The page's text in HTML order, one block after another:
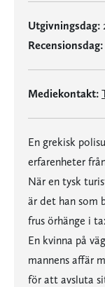
Utgivningsdag:
Recensionsdag:
Mediekontakt:
En grekisk
erfarenheter
När en tysk
är det han som
frus örhänge i
En kvinna på
mannens affär
för att avsluta